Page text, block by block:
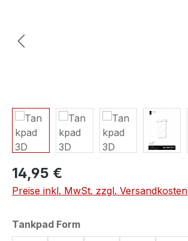
14,95 €
Preise inkl. MwSt. zzgl. Versandkosten
Tankpad Formauswählen